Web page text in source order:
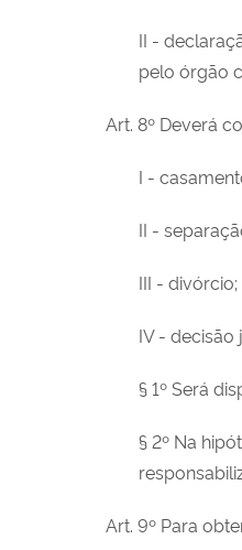
II -
pelo órgão
Art. 8º Deverá
I -
II -
III -
IV - decisão
§ 1º Será
§ 2º Na
Art. 9º Para